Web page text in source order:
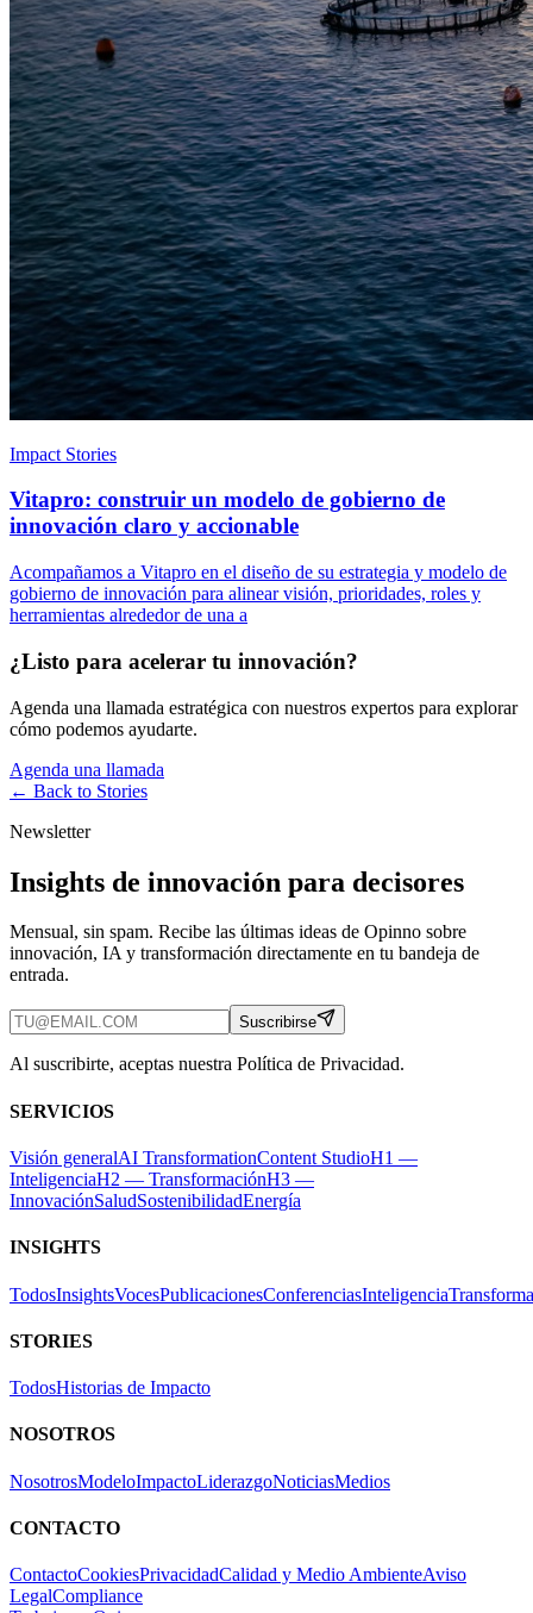
Impact Stories
Vitapro: construir un modelo de gobierno de
innovación claro y accionable
Acompañamos a Vitapro en el diseño de su estrategia y modelo de
gobierno de innovación para alinear visión, prioridades, roles y
herramientas alrededor de una a
¿Listo para acelerar tu innovación?
Agenda una llamada estratégica con nuestros expertos para explorar
cómo podemos ayudarte.
Agenda una llamada
← Back to Stories
Newsletter
Insights de innovación para decisores
Mensual, sin spam. Recibe las últimas ideas de Opinno sobre
innovación, IA y transformación directamente en tu bandeja de
entrada.
Suscribirse
Al suscribirte, aceptas nuestra Política de Privacidad.
SERVICIOS
Visión generalAI TransformationContent StudioH1 —
InteligenciaH2 — TransformaciónH3 —
InnovaciónSaludSostenibilidadEnergía
INSIGHTS
TodosInsightsVocesPublicacionesConferenciasInteligencia
STORIES
TodosHistorias de Impacto
NOSOTROS
NosotrosModeloImpactoLiderazgoNoticiasMedios
CONTACTO
ContactoCookiesPrivacidadCalidad y Medio AmbienteAviso
LegalCompliance